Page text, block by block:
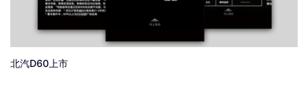
北汽D60上市